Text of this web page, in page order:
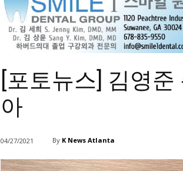
[포토뉴스] 김영
아
04/27/2021 By K News Atlanta